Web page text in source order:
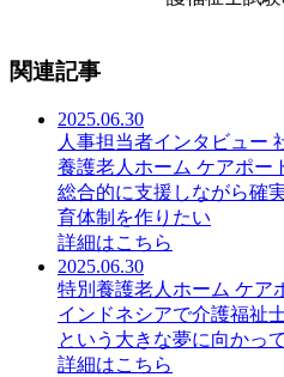
関連記事
2025.06.30
人事担当者インタビュー
養護老人ホーム ケアポー
総合的に支援しながら確
育体制を作りたい
詳細はこちら
2025.06.30
特別養護老人ホーム ケア
インドネシアで介護福祉
という大きな夢に向かっ
詳細はこちら